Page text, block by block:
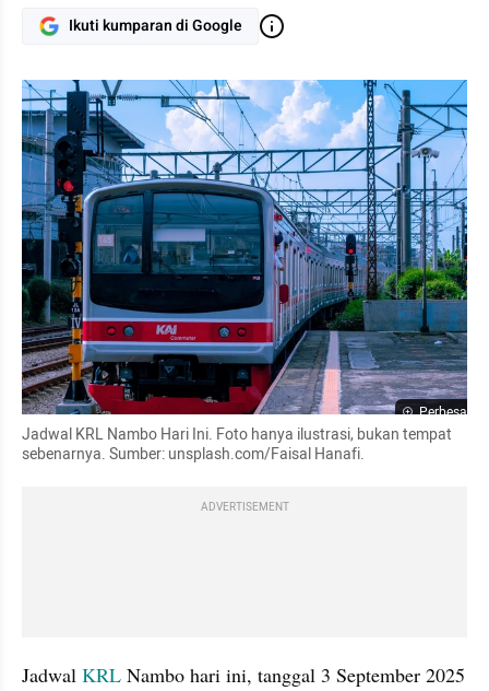
Ikuti kumparan di Google
Perbesar
Jadwal KRL Nambo Hari Ini. Foto hanya ilustrasi, bukan tempat
sebenarnya. Sumber: unsplash.com/Faisal Hanafi.
ADVERTISEMENT
Jadwal KRL Nambo hari ini, tanggal 3 September 2025